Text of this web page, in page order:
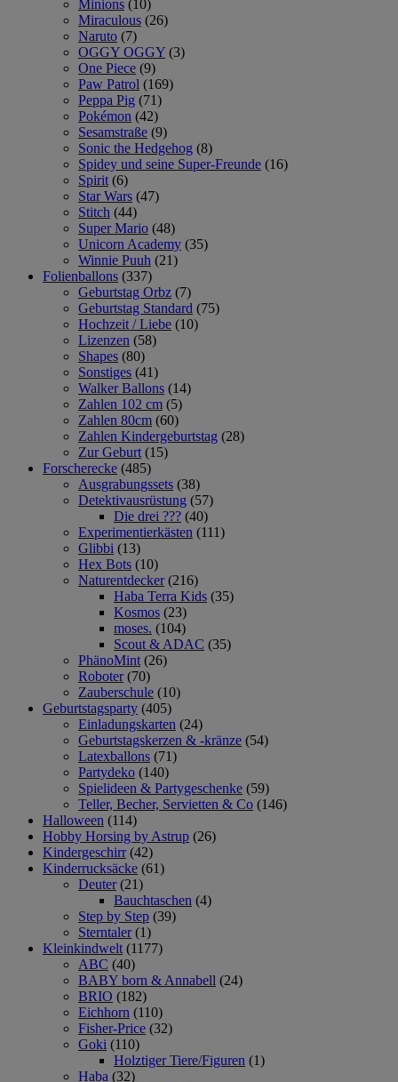
Minions (10)
Miraculous (26)
Naruto (7)
OGGY OGGY (3)
One Piece (9)
Paw Patrol (169)
Peppa Pig (71)
Pokémon (42)
Sesamstraße (9)
Sonic the Hedgehog (8)
Spidey und seine Super-Freunde (16)
Spirit (6)
Star Wars (47)
Stitch (44)
Super Mario (48)
Unicorn Academy (35)
Winnie Puuh (21)
Folienballons (337)
Geburtstag Orbz (7)
Geburtstag Standard (75)
Hochzeit / Liebe (10)
Lizenzen (58)
Shapes (80)
Sonstiges (41)
Walker Ballons (14)
Zahlen 102 cm (5)
Zahlen 80cm (60)
Zahlen Kindergeburtstag (28)
Zur Geburt (15)
Forscherecke (485)
Ausgrabungssets (38)
Detektivausrüstung (57)
Die drei ??? (40)
Experimentierkästen (111)
Glibbi (13)
Hex Bots (10)
Naturentdecker (216)
Haba Terra Kids (35)
Kosmos (23)
moses. (104)
Scout & ADAC (35)
PhänoMint (26)
Roboter (70)
Zauberschule (10)
Geburtstagsparty (405)
Einladungskarten (24)
Geburtstagskerzen & -kränze (54)
Latexballons (71)
Partydeko (140)
Spielideen & Partygeschenke (59)
Teller, Becher, Servietten & Co (146)
Halloween (114)
Hobby Horsing by Astrup (26)
Kindergeschirr (42)
Kinderrucksäcke (61)
Deuter (21)
Bauchtaschen (4)
Step by Step (39)
Sterntaler (1)
Kleinkindwelt (1177)
ABC (40)
BABY born & Annabell (24)
BRIO (182)
Eichhorn (110)
Fisher-Price (32)
Goki (110)
Holztiger Tiere/Figuren (1)
Haba (32)